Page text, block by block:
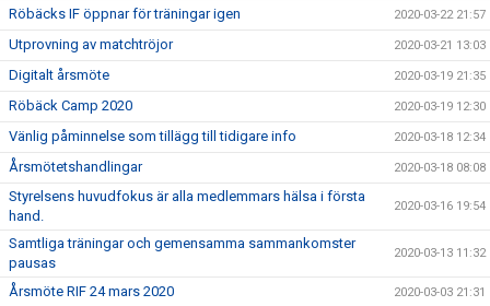
Röbäcks IF öppnar för träningar igen 2020-03-22 21:57
Utprovning av matchtröjor 2020-03-21 13:03
Digitalt årsmöte 2020-03-19 21:35
Röbäck Camp 2020 2020-03-19 12:30
Vänlig påminnelse som tillägg till tidigare info 2020-03-18 12:34
Årsmötetshandlingar 2020-03-18 08:08
Styrelsens huvudfokus är alla medlemmars hälsa i första
hand.
2020-03-16 19:54
Samtliga träningar och gemensamma sammankomster
pausas
2020-03-13 11:32
Årsmöte RIF 24 mars 2020 2020-03-03 21:31